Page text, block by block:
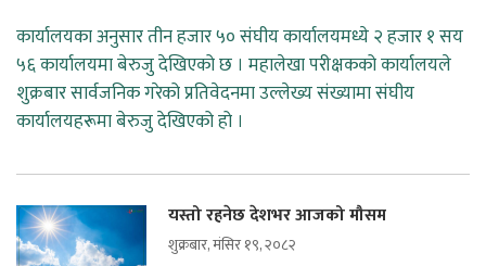
कार्यालयका अनुसार तीन हजार ५० संघीय कार्यालयमध्ये २ हजार १ सय
५६ कार्यालयमा बेरुजु देखिएको छ । महालेखा परीक्षकको कार्यालयले
शुक्रबार सार्वजनिक गरेको प्रतिवेदनमा उल्लेख्य संख्यामा संघीय
कार्यालयहरूमा बेरुजु देखिएको हो ।
यस्तो रहनेछ देशभर आजको मौसम
शुक्रबार, मंसिर १९, २०८२